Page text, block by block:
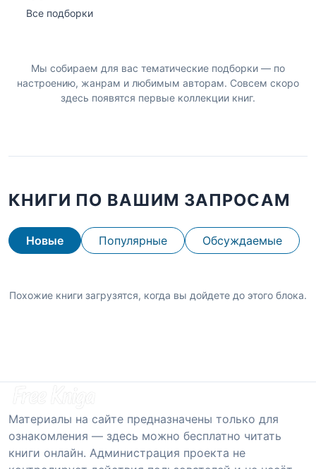
Все подборки
Мы собираем для вас тематические подборки — по
настроению, жанрам и любимым авторам. Совсем скоро
здесь появятся первые коллекции книг.
КНИГИ ПО ВАШИМ ЗАПРОСАМ
Новые Популярные Обсуждаемые
Похожие книги загрузятся, когда вы дойдете до этого блока.
Материалы на сайте предназначены только для
ознакомления — здесь можно бесплатно читать
книги онлайн. Администрация проекта не